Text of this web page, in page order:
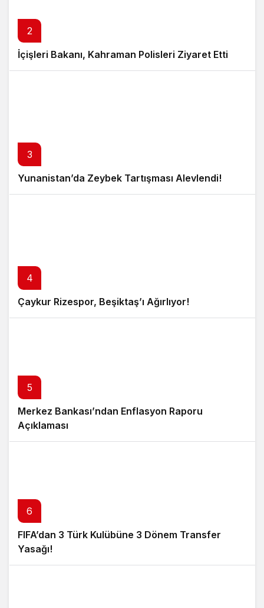
2
İçişleri Bakanı, Kahraman Polisleri Ziyaret Etti
3
Yunanistan’da Zeybek Tartışması Alevlendi!
4
Çaykur Rizespor, Beşiktaş’ı Ağırlıyor!
5
Merkez Bankası’ndan Enflasyon Raporu
Açıklaması
6
FIFA’dan 3 Türk Kulübüne 3 Dönem Transfer
Yasağı!